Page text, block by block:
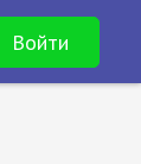
Войти